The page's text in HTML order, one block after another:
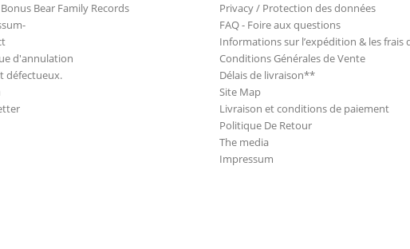
Bear Family Records
d'annulation
défectueux.
Privacy / Protection des données
FAQ - Foire aux questions
Informations sur l’expédition & les frais
Conditions Générales de Vente
Délais de livraison**
Site Map
Livraison et conditions de paiement
Politique De Retour
The media
Impressum